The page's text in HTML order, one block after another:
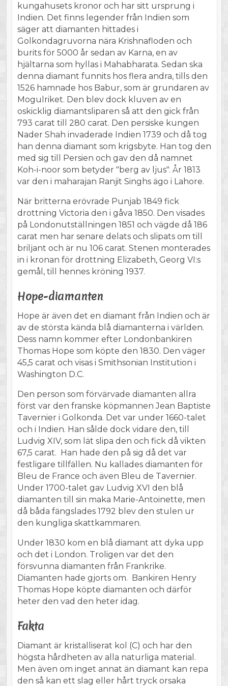
kungahusets kronor och har sitt ursprung i
Indien. Det finns legender från Indien som
säger att diamanten hittades i
Golkondagruvorna nära Krishnafloden och
burits för 5000 år sedan av Karna, en av
hjältarna som hyllas i Mahabharata. Sedan ska
denna diamant funnits hos flera andra, tills den
1526 hamnade hos Babur, som är grundaren av
Mogulriket. Den blev dock kluven av en
oskicklig diamantsliparen så att den gick från
793 carat till 280 carat. Den persiske kungen
Nader Shah invaderade Indien 1739 och då tog
han denna diamant som krigsbyte. Han tog den
med sig till Persien och gav den då namnet
Koh-i-noor som betyder "berg av ljus". År 1813
var den i maharajan Ranjit Singhs ägo i Lahore.
När britterna erövrade Punjab 1849 fick
drottning Victoria den i gåva 1850. Den visades
på Londonutställningen 1851 och vägde då 186
carat men har senare delats och slipats om till
briljant och är nu 106 carat. Stenen monterades
in i kronan för drottning Elizabeth, Georg VI:s
gemål, till hennes kröning 1937.
Hope-diamanten
Hope är även det en diamant från Indien och är
av de största kända blå diamanterna i världen.
Dess namn kommer efter Londonbankiren
Thomas Hope som köpte den 1830. Den väger
45,5 carat och visas i Smithsonian Institution i
Washington D.C.
Den person som förvärvade diamanten allra
först var den franske köpmannen Jean Baptiste
Tavernier i Golkonda. Det var under 1660-talet
och i Indien. Han sålde dock vidare den, till
Ludvig XIV, som lät slipa den och fick då vikten
67,5 carat. Han hade den på sig då det var
festligare tillfällen. Nu kallades diamanten för
Bleu de France och även Bleu de Tavernier.
Under 1700-talet gav Ludvig XVI den blå
diamanten till sin maka Marie-Antoinette, men
då båda fängslades 1792 blev den stulen ur
den kungliga skattkammaren.
Under 1830 kom en blå diamant att dyka upp
och det i London. Troligen var det den
försvunna diamanten från Frankrike.
Diamanten hade gjorts om. Bankiren Henry
Thomas Hope köpte diamanten och därför
heter den vad den heter idag.
Fakta
Diamant är kristalliserat kol (C) och har den
högsta hårdheten av alla naturliga material.
Men även om inget annat än diamant kan repa
den så kan ett slag eller hårt tryck orsaka